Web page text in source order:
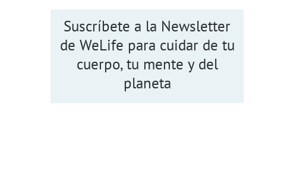
Suscríbete a la Newsletter
de WeLife para cuidar de tu
cuerpo, tu mente y del
planeta